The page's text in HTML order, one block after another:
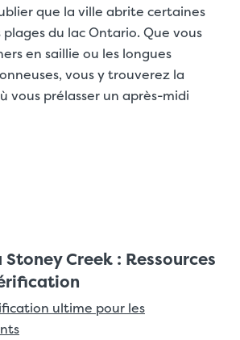
que la ville abrite certaines
plages du lac Ontario. Que vous
en saillie ou les longues
vous y trouverez la
vous prélasser un après-midi
Creek : Ressources
ultime pour les